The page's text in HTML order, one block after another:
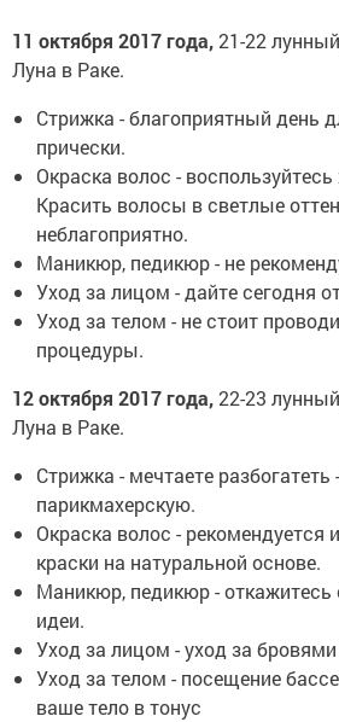
11 октября 2017 года, 21-22
Луна в Раке.
Стрижка - благоприятный день
прически.
Окраска волос -
Красить волосы в светлые
неблагоприятно.
Маникюр, педикюр - не
Уход за лицом - дайте сегодня
Уход за телом - не стоит
процедуры.
12 октября 2017 года, 22-23
Луна в Раке.
Стрижка - мечтаете разбогатеть
парикмахерскую.
Окраска волос - рекомендуется
краски на натуральной основе.
Маникюр, педикюр - откажитесь
идеи.
Уход за лицом - уход за
Уход за телом - посещение
ваше тело в тонус